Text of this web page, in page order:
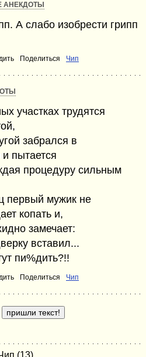
АНЕКДОТЫ
А слабо изобрести грипп
Поделиться Чип
участках трудятся
забрался в
пытается
процедуру сильным
первый мужик не
копать и,
замечает:
вставил...
пи%дить?!!
Поделиться Чип
(13)